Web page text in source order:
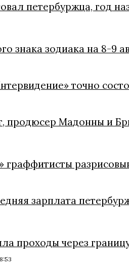
петербуржца, год
знака зодиака на 8-9
точно
продюсер Мадонны и
граффитисты
зарплата
проходы через